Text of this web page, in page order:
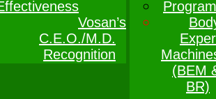
Vosan’s
C.E.O./M.D.
Recognition
(BEM
BR)